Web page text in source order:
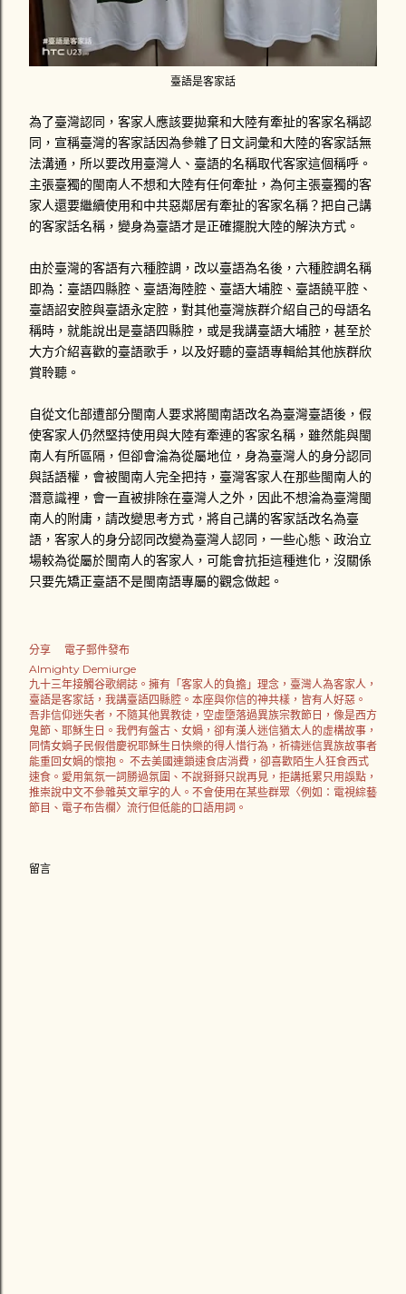
臺語是客家話
為了臺灣認同，客家人應該要拋棄和大陸有牽扯的客家名稱認
同，宣稱臺灣的客家話因為參雜了日文詞彙和大陸的客家話無
法溝通，所以要改用臺灣人、臺語的名稱取代客家這個稱呼。
主張臺獨的閩南人不想和大陸有任何牽扯，為何主張臺獨的客
家人還要繼續使用和中共惡鄰居有牽扯的客家名稱？把自己講
的客家話名稱，變身為臺語才是正確擺脫大陸的解決方式。
由於臺灣的客語有六種腔調，改以臺語為名後，六種腔調名稱
即為：臺語四縣腔、臺語海陸腔、臺語大埔腔、臺語饒平腔、
臺語詔安腔與臺語永定腔，對其他臺灣族群介紹自己的母語名
稱時，就能說出是臺語四縣腔，或是我講臺語大埔腔，甚至於
大方介紹喜歡的臺語歌手，以及好聽的臺語專輯給其他族群欣
賞聆聽。
自從文化部遭部分閩南人要求將閩南語改名為臺灣臺語後，假
使客家人仍然堅持使用與大陸有牽連的客家名稱，雖然能與閩
南人有所區隔，但卻會淪為從屬地位，身為臺灣人的身分認同
與話語權，會被閩南人完全把持，臺灣客家人在那些閩南人的
潛意識裡，會一直被排除在臺灣人之外，因此不想淪為臺灣閩
南人的附庸，請改變思考方式，將自己講的客家話改名為臺
語，客家人的身分認同改變為臺灣人認同，一些心態、政治立
場較為從屬於閩南人的客家人，可能會抗拒這種進化，沒關係
只要先矯正臺語不是閩南語專屬的觀念做起。
分享
電子郵件發布
Almighty Demiurge
九十三年接觸谷歌網誌。擁有「客家人的負擔」理念，臺灣人為客家人，
臺語是客家話，我講臺語四縣腔。本座與你信的神共樣，皆有人好惡。
吾非信仰迷失者，不隨其他異教徒，空虛墮落過異族宗教節日，像是西方
鬼節、耶穌生日。我們有盤古、女媧，卻有漢人迷信猶太人的虛構故事，
同情女媧子民假借慶祝耶穌生日快樂的得人惜行為，祈禱迷信異族故事者
能重回女媧的懷抱。 不去美國連鎖速食店消費，卻喜歡陌生人狂食西式
速食。愛用氣氛一詞勝過氛圍、不說掰掰只說再見，拒講抵累只用誤點，
推崇說中文不參雜英文單字的人。不會使用在某些群眾〈例如：電視綜藝
節目、電子布告欄〉流行但低能的口語用詞。
留言